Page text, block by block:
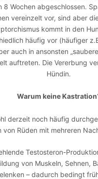
8 Wochen abgeschlossen.
vereinzelt vor, sind aber
kommt in den
häufig vor (häufiger
auch in ansonsten
auftreten. Die Vererbung
Hündin.
Warum keine
derzeit noch häufig
von Rüden mit mehreren
Testosteron-
von Muskeln, Sehnen,
– dadurch bedingt